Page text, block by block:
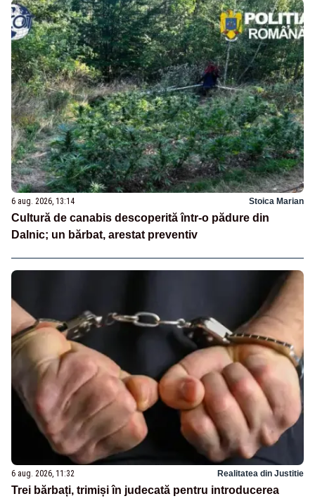
6 aug. 2026, 13:14 Stoica Marian
Cultură de canabis descoperită într-o pădure din
Dalnic; un bărbat, arestat preventiv
6 aug. 2026, 11:32 Realitatea din Justitie
Trei bărbați, trimiși în judecată pentru introducerea